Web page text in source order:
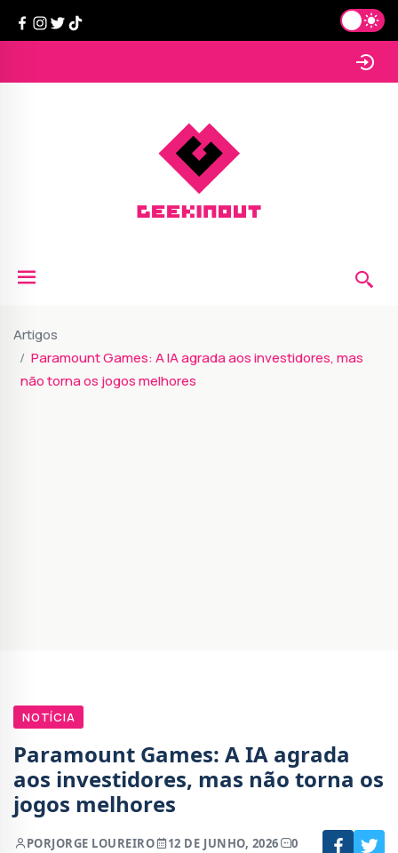
Artigos
Paramount Games: A IA agrada aos investidores, mas
não torna os jogos melhores
NOTÍCIA
Paramount Games: A IA agrada
aos investidores, mas não torna os
jogos melhores
PORJORGE LOUREIRO 12 DE JUNHO, 2026 0